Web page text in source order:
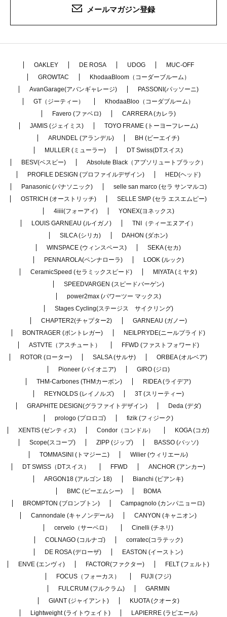
メールマガジン登録
OAKLEY DE ROSA UDOG
MUC-OFF
GROWTAC
KhodaaBloom（コーダーブルーム）
AvanGarage(アバンギャレージ)
PASSONI(パッソーニ)
GT（ジーティー）
KhodaaBloo（コーダブルーム）
Favero (ファベロ)
CARRERA (カレラ)
JAMIS (ジェイミス)
TOYO FRAME (トーヨーフレーム)
ARUNDEL (アランデル)
BH (ビーエイチ)
MULLER (ミューラー)
DT Swiss(DTスイス)
BESV(ベスビー)
Absolute Black（アブソリュートブラック）
PROFILE DESIGN (プロファイルデザイン)
HED(ヘッド)
Panasonic (パナソニック)
selle san marco (セラ サンマルコ)
OSTRICH (オーストリッチ)
SELLE SMP (セラ エスエムピー)
4iiii(フォーアイ)
YONEX(ヨネックス)
LOUIS GARNEAU (ルイガノ)
TNI（ティーエヌアイ）
SILCA (シリカ)
DAHON (ダホン)
WINSPACE (ウィンスペース)
SEKA (セカ)
PENNAROLA(ペンナローラ)
LOOK (ルック)
CeramicSpeed (セラミックスピード)
MIYATA (ミヤタ)
SPEEDVARGEN (スピードバーゲン)
power2max (パワーツー マックス)
Stages Cycling(ステージス サイクリング)
CHAPTER2(チャプター2)
GARNEAU (ガノー)
BONTRAGER (ボントレガー)
NEILPRYDE(ニールプライド)
ASTVTE（アスチュート）
FFWD (ファストフォワード)
ROTOR (ローター)
SALSA (サルサ)
ORBEA (オルベア)
Pioneer (パイオニア)
GIRO (ジロ)
THM-Carbones (THMカーボン)
RIDEA (ライデア)
REYNOLDS (レイノルズ)
3T (スリーティー)
GRAPHITE DESIGN(グラファイトデザイン)
Deda (デダ)
prologo (プロロゴ)
fizik (フィジーク)
XENTIS (ゼンティス)
Condor（コンドル）
KOGA (コガ)
Scope(スコープ)
ZIPP (ジップ)
BASSO (バッソ)
TOMMASINI (トマジーニ)
Wilier (ウィリエール)
DT SWISS（DTスイス）
FFWD
ANCHOR (アンカー)
ARGON18 (アルゴン 18)
Bianchi (ビアンキ)
BMC (ビーエムシー)
BOMA
BROMPTON (ブロンプトン)
Campagnolo (カンパニョーロ)
Cannondale (キャノンデール)
CANYON (キャニオン)
cervelo（サーベロ）
Cinelli (チネリ)
COLNAGO (コルナゴ)
corratec(コラテック)
DE ROSA (デローザ)
EASTON (イーストン)
ENVE (エンヴィ)
FACTOR(ファクター)
FELT (フェルト)
FOCUS（フォーカス）
FUJI (フジ)
FULCRUM (フルクラム)
GARMIN
GIANT (ジャイアント)
KUOTA (クオータ)
Lightweight (ライトウェイト)
LAPIERRE (ラピエール)